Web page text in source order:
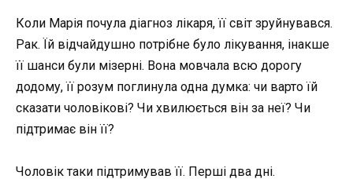
Коли Марія почула діагноз лікаря, її світ зруйнувався.
Рак. Їй відчайдушно потрібне було лікування, інакше
її шанси були мізерні. Вона мовчала всю дорогу
додому, її розум поглинула одна думка: чи варто їй
сказати чоловікові? Чи хвилюється він за неї? Чи
підтримає він її?
Чоловік таки підтримував її. Перші два дні.